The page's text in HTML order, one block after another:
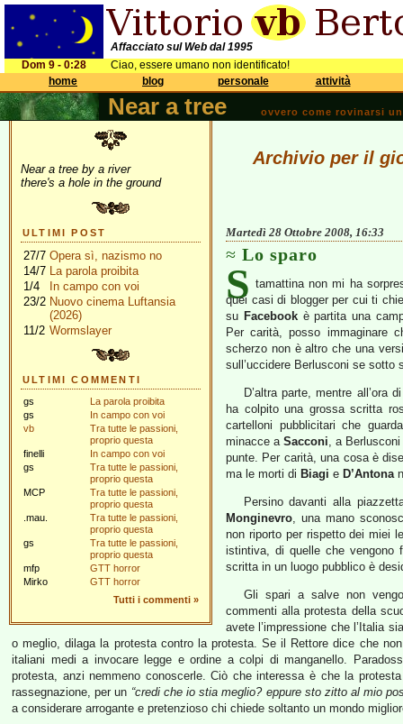
Affacciato sul Web dal 1995
Dom 9 - 0:28
Ciao, essere umano non identificato!
home
blog personale attività
Near a tree ovvero come rovinarsi
Near a tree by a river
there's a hole in the ground
ULTIMI POST
27/7 Opera sì, nazismo no
14/7 La parola proibita
1/4
In campo con voi
23/2 Nuovo cinema Luftansia
(2026)
11/2 Wormslayer
ULTIMI COMMENTI
gs
La parola proibita
gs
In campo con voi
vb
Tra tutte le passioni,
proprio questa
finelli
In campo con voi
gs
Tra tutte le passioni,
proprio questa
MCP
Tra tutte le passioni,
proprio questa
.mau.
Tra tutte le passioni,
proprio questa
gs
Tra tutte le passioni,
proprio questa
mfp
GTT horror
Mirko
GTT horror
Tutti i commenti »
Archivio per il
Martedì 28 Ottobre 2008, 16:33
Lo sparo
S tamattina non mi ha
quei casi di blogger per cui ti
su Facebookè partita una
Per carità, posso immaginare
scherzo non è altro che una
sull’uccidere Berlusconi se
D’altra parte, mentre
ha colpito una grossa scritta
cartelloni pubblicitari che
minacce aSacconi, a
punte. Per carità, una cosa è
ma le morti di Biagi e D’Antona
Persino davanti alla
Monginevro, una mano
non riporto per rispetto dei miei
istintiva, di quelle che vengono
scritta in un luogo pubblico è
Gli spari a salve non
commenti alla protesta della
avete l’impressione che l’Italia
o meglio, dilaga la protesta contro la protesta. Se il Rettore dice che
italiani medi a invocare legge e ordine a colpi di manganello.
protesta, anzi nemmeno conoscerle. Ciò che interessa è che la
rassegnazione, per un “credi che io stia meglio? eppure sto zitto al mio
a considerare arrogante e pretenzioso chi chiede soltanto un mondo